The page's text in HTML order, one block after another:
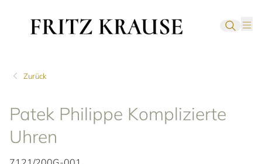
Zurück
Patek Philippe Komplizierte
Uhren